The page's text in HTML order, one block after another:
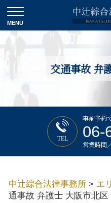
交通事故 弁
TEL
事前予約
06-
営業時間
中辻綜合法律事務所 > エ
通事故 弁護士 大阪市北区